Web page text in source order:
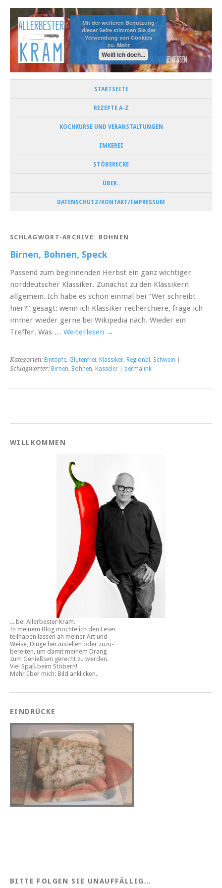
STARTSEITE
REZEPTE A-Z
KOCHKURSE UND VERANSTALTUNGEN
IMKEREI
STÖBERECKE
ÜBER..
DATENSCHUTZ/KONTAKT/IMPRESSUM
SCHLAGWORT-ARCHIVE: BOHNEN
Birnen, Bohnen, Speck
Passend zum beginnenden Herbst ein ganz wichtiger
norddeutscher Klassiker. Zunächst zu den Klassikern
allgemein. Ich habe es schon einmal bei “Wer schreibt
hier?” gesagt: wenn ich Klassiker recherchiere, frage ich
immer wieder gerne bei Wikipedia nach. Wieder ein
Treffer. Was … Weiterlesen →
Kategorien: Eintöpfe, Glutenfrei, Klassiker, Regional , Schwein
Schlagwörter: Birnen, Bohnen, Kasseler permalink
WILLKOMMEN
... bei Allerbester Kram.
In meinem Blog möchte ich den Leser
teilhaben lassen an meiner Art und
Weise, Dinge herzustellen oder zuzu-
bereiten, um damit meinem Drang
zum Genießsen gerecht zu werden.
Viel Spaß beim Stöbern!
Mehr über mich: Bild anklicken.
EINDRÜCKE
BITTE FOLGEN SIE UNAUFFÄLLIG…
Mit der weiteren Benutzung
dieser Seite stimmen Sie der
Verwendung von Cookies
zu. Mehr
Weiß ich doch...